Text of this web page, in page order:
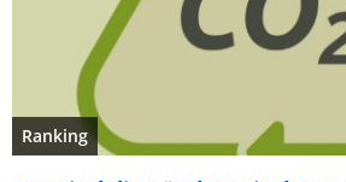
Ranking